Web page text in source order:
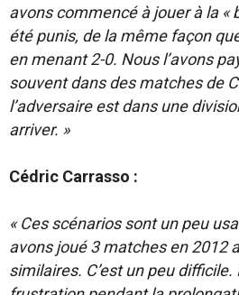
avons commencé à jouer à la «
été punis, de la même façon
en menant 2-0. Nous l’avons
souvent dans des matches de
l’adversaire est dans une
arriver. »
Cédric Carrasso :
« Ces scénarios sont un peu
avons joué 3 matches en 2012
similaires. C’est un peu difficile.